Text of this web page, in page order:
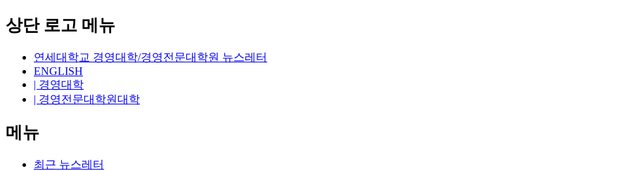
상단 로고 메뉴
연세대학교 경영대학/경영전문대학원 뉴스레터
ENGLISH
| 경영대학
| 경영전문대학원대학
메뉴
최근 뉴스레터